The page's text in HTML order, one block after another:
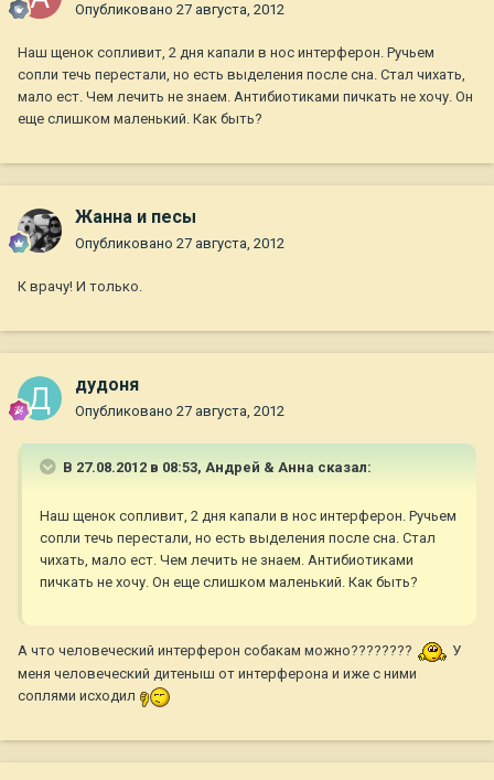
Опубликовано 27 августа, 2012
Наш щенок сопливит, 2 дня капали в нос интерферон. Ручьем
сопли течь перестали, но есть выделения после сна. Стал чихать,
мало ест. Чем лечить не знаем. Антибиотиками пичкать не хочу. Он
еще слишком маленький. Как быть?
Жанна и песы
Опубликовано 27 августа, 2012
К врачу! И только.
дудоня
Опубликовано 27 августа, 2012
В 27.08.2012 в 08:53, Андрей & Анна сказал:
Наш щенок сопливит, 2 дня капали в нос интерферон. Ручьем
сопли течь перестали, но есть выделения после сна. Стал
чихать, мало ест. Чем лечить не знаем. Антибиотиками
пичкать не хочу. Он еще слишком маленький. Как быть?
А что человеческий интерферон собакам можно????????
У
меня человеческий дитеныш от интерферона и иже с ними
соплями исходил